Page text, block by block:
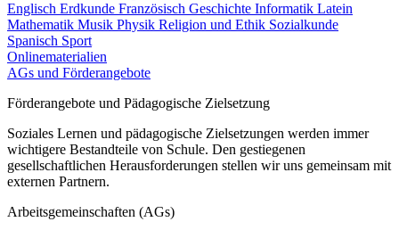
Englisch Erdkunde Französisch Geschichte Informatik Latein
Mathematik Musik Physik Religion und Ethik Sozialkunde
Spanisch Sport
Onlinematerialien
AGs und Förderangebote
Förderangebote und Pädagogische Zielsetzung
Soziales Lernen und pädagogische Zielsetzungen werden immer
wichtigere Bestandteile von Schule. Den gestiegenen
gesellschaftlichen Herausforderungen stellen wir uns gemeinsam mit
externen Partnern.
Arbeitsgemeinschaften (AGs)